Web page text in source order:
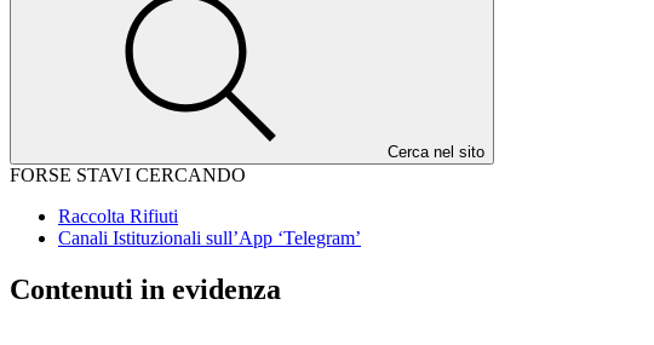
Cerca nel sito
FORSE STAVI CERCANDO
Raccolta Rifiuti
Canali Istituzionali sull’App ‘Telegram’
Contenuti in evidenza